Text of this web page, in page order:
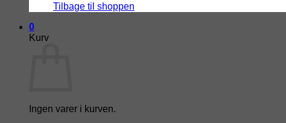
Tilbage til shoppen
0
Kurv
Ingen varer i kurven.